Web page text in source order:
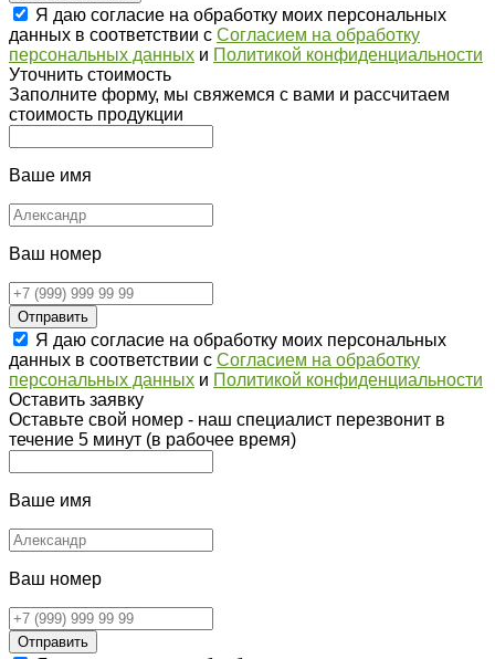
Я даю согласие на обработку моих персональных
данных в соответствии с Согласием на обработку
персональных данных и Политикой конфиденциальности
Уточнить стоимость
Заполните форму, мы свяжемся с вами и рассчитаем
стоимость продукции
Ваше имя
Ваш номер
Отправить
Я даю согласие на обработку моих персональных
данных в соответствии с Согласием на обработку
персональных данных и Политикой конфиденциальности
Оставить заявку
Оставьте свой номер - наш специалист перезвонит в
течение 5 минут (в рабочее время)
Ваше имя
Ваш номер
Отправить